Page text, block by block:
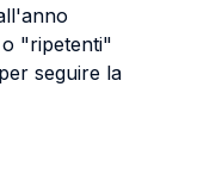
"ripetenti"
seguire la